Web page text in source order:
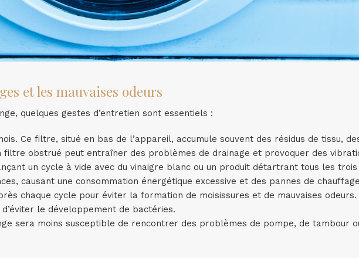
et les mauvaises odeurs
quelques gestes d’entretien sont essentiels :
Ce filtre, situé en bas de l’appareil, accumule souvent des résidus de tissu,
filtre obstrué peut entraîner des problèmes de drainage et provoquer des
un cycle à vide avec du vinaigre blanc ou un produit détartrant tous les trois
causant une consommation énergétique excessive et des pannes de
chaque cycle pour éviter la formation de moisissures et de mauvaises odeurs.
le développement de bactéries.
sera moins susceptible de rencontrer des problèmes de pompe, de tambour